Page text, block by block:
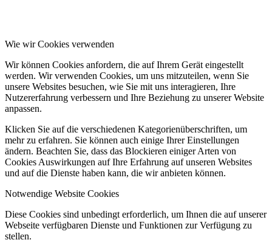
Wie wir Cookies verwenden
Wir können Cookies anfordern, die auf Ihrem Gerät eingestellt
werden. Wir verwenden Cookies, um uns mitzuteilen, wenn Sie
unsere Websites besuchen, wie Sie mit uns interagieren, Ihre
Nutzererfahrung verbessern und Ihre Beziehung zu unserer Website
anpassen.
Klicken Sie auf die verschiedenen Kategorienüberschriften, um
mehr zu erfahren. Sie können auch einige Ihrer Einstellungen
ändern. Beachten Sie, dass das Blockieren einiger Arten von
Cookies Auswirkungen auf Ihre Erfahrung auf unseren Websites
und auf die Dienste haben kann, die wir anbieten können.
Notwendige Website Cookies
Diese Cookies sind unbedingt erforderlich, um Ihnen die auf unserer
Webseite verfügbaren Dienste und Funktionen zur Verfügung zu
stellen.